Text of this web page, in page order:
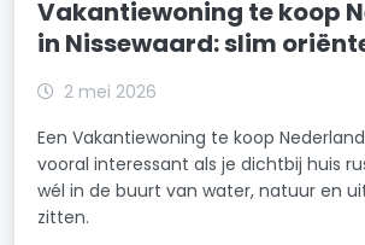
Vakantiewoning te koop
in Nissewaard: slim
2 mei 2026
Een Vakantiewoning te koop
vooral interessant als je dichtbij huis
wél in de buurt van water, natuur en
zitten.